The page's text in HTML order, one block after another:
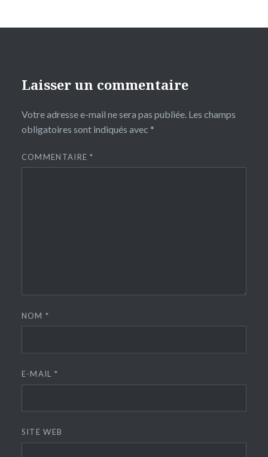
Laisser un commentaire
Votre adresse e-mail ne sera pas publiée. Les champs
obligatoires sont indiqués avec *
COMMENTAIRE*
NOM*
E-MAIL *
SITE WEB